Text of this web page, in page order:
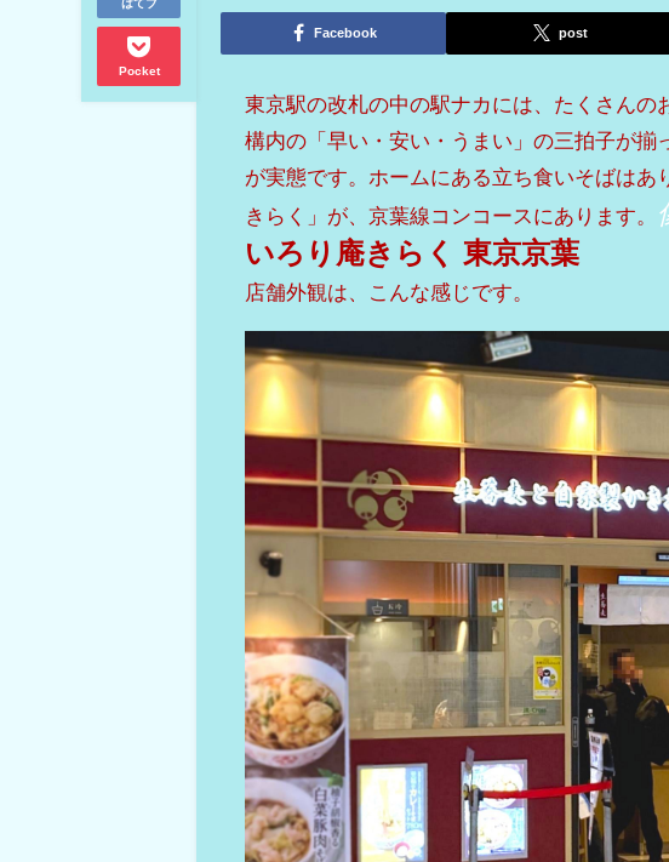
はてブ
Pocket
Facebook post
東京駅の改札の中の駅ナカには、たくさん
構内の「早い・安い・うまい」の三拍子が
が実態です。ホームにある立ち食いそばは
きらく」が、京葉線コンコースにあります。
いろり庵きらく 東京京葉
店舗外観は、こんな感じです。